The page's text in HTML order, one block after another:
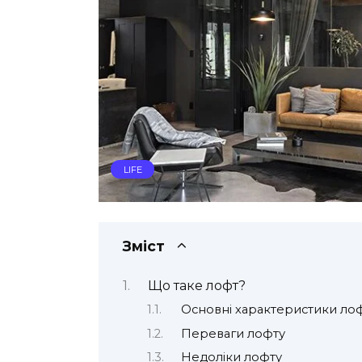
LIFE
Зміст
Що таке лофт?
Основні характеристики
Переваги лофту
Недоліки лофту